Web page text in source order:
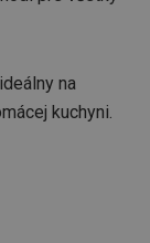
na
kuchyni.